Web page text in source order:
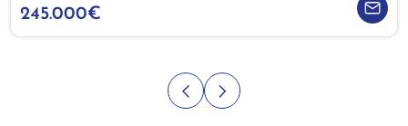
245.000€